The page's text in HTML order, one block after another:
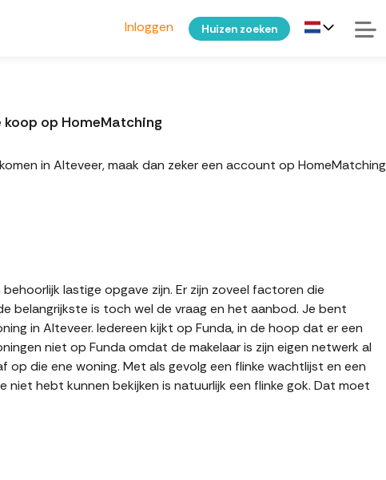
Inloggen Huizen zoeken
op HomeMatching
in Alteveer, maak dan zeker een account op HomeMatching
lastige opgave zijn. Er zijn zoveel factoren die
belangrijkste is toch wel de vraag en het aanbod. Je bent
in Alteveer. Iedereen kijkt op Funda, in de hoop dat er een
niet op Funda omdat de makelaar is zijn eigen netwerk al
die ene woning. Met als gevolg een flinke wachtlijst en een
niet hebt kunnen bekijken is natuurlijk een flinke gok. Dat moet